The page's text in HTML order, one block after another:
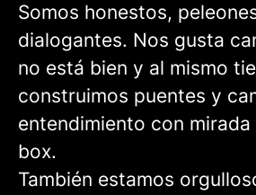
Somos honestos,
dialogantes. Nos gusta
no está bien y al mismo
construimos puentes y
entendimiento con
box.
También estamos